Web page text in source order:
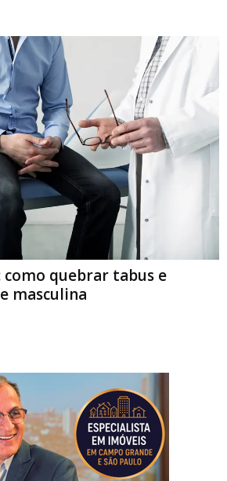
como quebrar tabus e
masculina